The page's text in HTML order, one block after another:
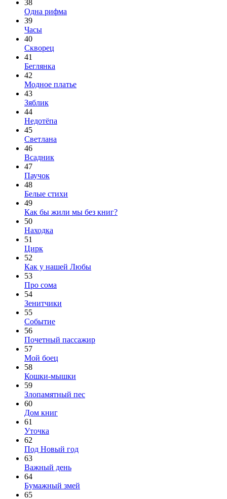
38
Одна рифма
39
Часы
40
Скворец
41
Беглянка
42
Модное платье
43
Зяблик
44
Недотёпа
45
Светлана
46
Всадник
47
Паучок
48
Белые стихи
49
Как бы жили мы без книг?
50
Находка
51
Цирк
52
Как у нашей Любы
53
Про сома
54
Зенитчики
55
Событие
56
Почетный пассажир
57
Мой боец
58
Кошки-мышки
59
Злопамятный пес
60
Дом книг
61
Уточка
62
Под Новый год
63
Важный день
64
Бумажный змей
65